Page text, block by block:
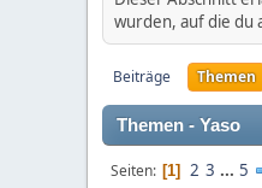
wurden, auf die du
Beiträge Themen
Themen - Yaso
Seiten 1 2 3 ... 5